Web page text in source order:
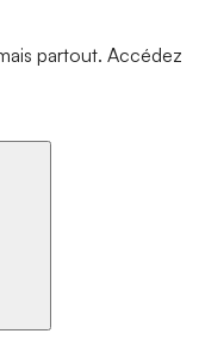
partout. Accédez